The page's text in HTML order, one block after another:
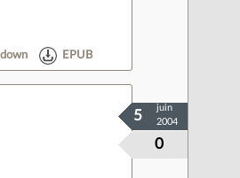
EPUB
0
5
juin
2004